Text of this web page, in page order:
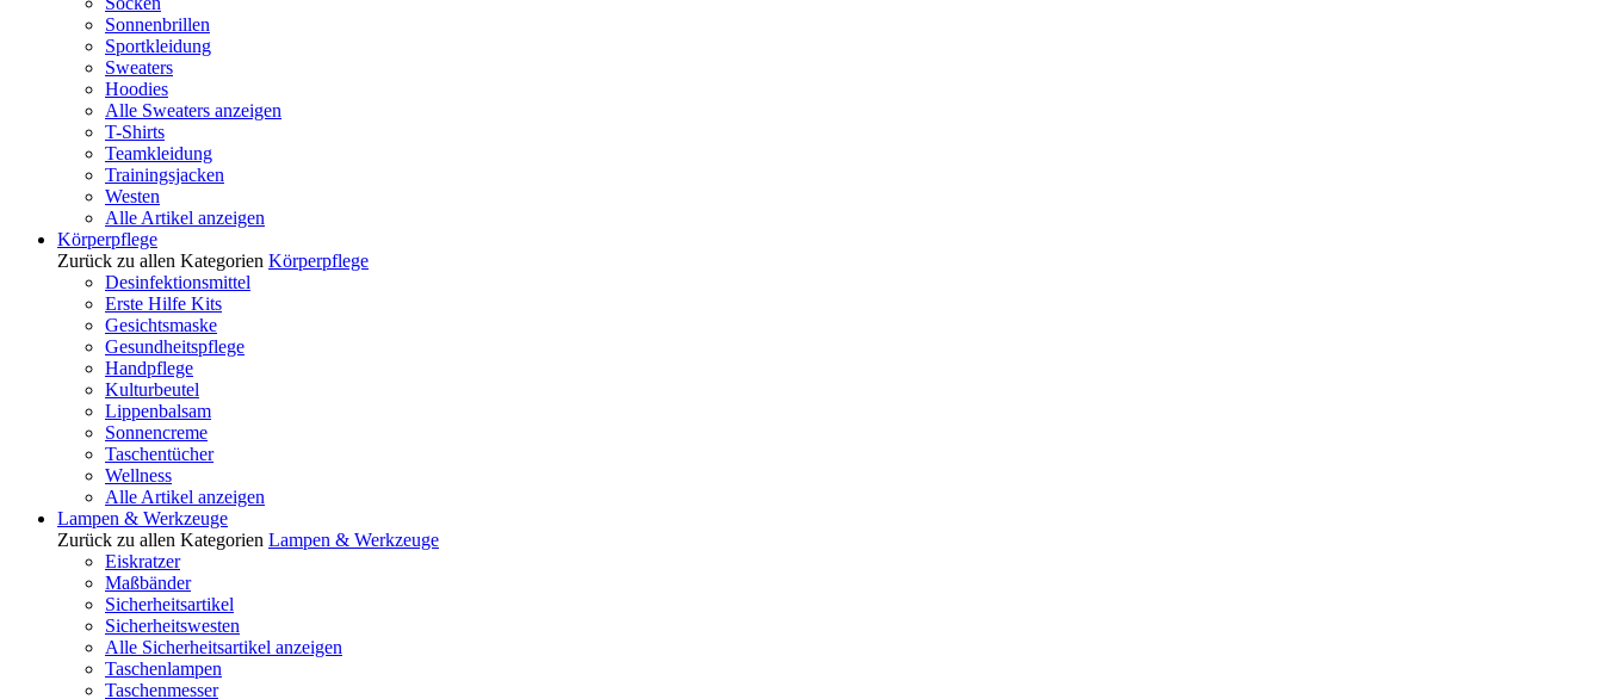
Sonnenbrillen
Sportkleidung
Sweaters
Hoodies
Alle Sweaters anzeigen
T-Shirts
Teamkleidung
Trainingsjacken
Westen
Alle Artikel anzeigen
Körperpflege
Zurück zu allen Kategorien Körperpflege
Desinfektionsmittel
Erste Hilfe Kits
Gesichtsmaske
Gesundheitspflege
Handpflege
Kulturbeutel
Lippenbalsam
Sonnencreme
Taschentücher
Wellness
Alle Artikel anzeigen
Lampen & Werkzeuge
Zurück zu allen Kategorien Lampen & Werkzeuge
Eiskratzer
Maßbänder
Sicherheitsartikel
Sicherheitswesten
Alle Sicherheitsartikel anzeigen
Taschenlampen
Taschenmesser